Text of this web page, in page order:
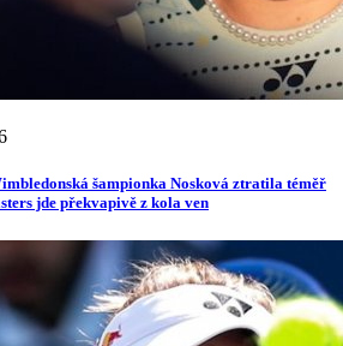
šampionka Nosková ztratila téměř
jde překvapivě z kola ven